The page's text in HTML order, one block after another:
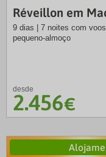
Réveillon em
9 dias | 7 noites com
pequeno-almoço
desde
2.456€